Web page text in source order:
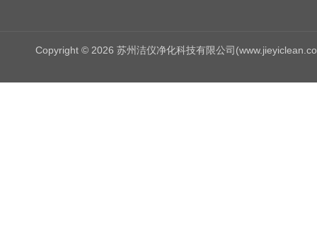
Copyright © 2026 苏州洁仪净化科技有限公司